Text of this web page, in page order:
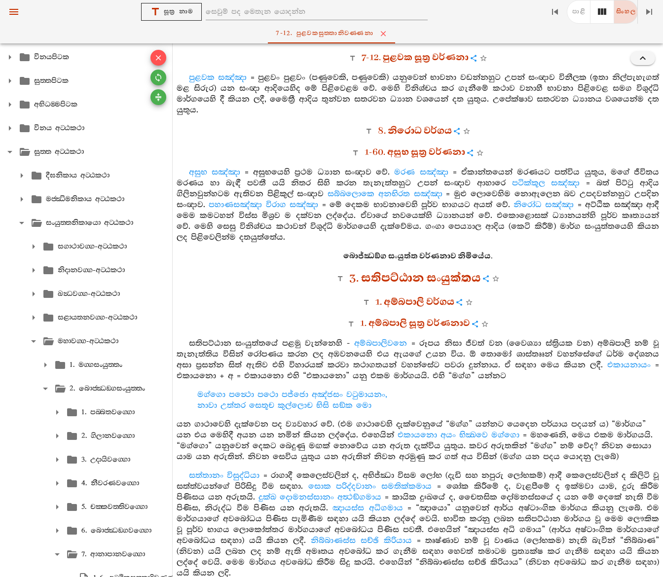
සූත්‍ර නාම පාළි සිංහල
7-12. පුළවකසුත‍්තානිවණ‍්ණනා
විනයපිටක
සුත‍්තපිටක
අභිධම‍්මපිටක
විනය අට‍්ඨකථා
සුත‍්ත අට‍්ඨකථා
දීඝනිකාය අට‍්ඨකථා
මජ‍්ඣිමනිකාය අට‍්ඨකථා
සංයුත‍්තනිකායො අට‍්ඨකථා
සගාථාවග‍්ග-අට‍්ඨකථා
නිදානවග‍්ග-අට‍්ඨකථා
ඛන්‍ධවග‍්ග-අට‍්ඨකථා
සළායතනවග‍්ග-අට‍්ඨකථා
මහාවග‍්ග-අට‍්ඨකථා
1. මග‍්ගසංයුත‍්තං
2. බොජ‍්ඣඞ‍්ගසංයුත‍්තං
1. පබ‍්බතවග‍්ගො
2. ගිලානවග‍්ගො
3. උදායිවග‍්ගො
4. නීවරණවග‍්ගො
5. චක‍්කවත‍්තිවග‍්ගො
6. බොජ‍්ඣඞ‍්ගවග‍්ගො
7. ආනාපානවග‍්ගො
7-12. පුළවක සූත්‍ර වර්ණනා
පුළවක සඤ්ඤා = පුළවං පුළවං (පණුවෙකි, පණුවෙකි) යනුවෙන් භාවනා වඩන්නහුට උපන් සංඥාව විනීලක (ඉතා නිල්පැහැගත්
මළ සිරුර) යන සංඥා ආදියෙහිද මේ පිළිවෙළම වේ. මෙහි විනිශ්චය කර ගැනීමේ කථාව වනාහී භාවනා පිළිවෙළ සමග විශුද්ධි
මාර්ගයෙහි දී කියන ලදී, මෛත්‍රී ආදිය තුන්වන සතරවන ධ්‍යාන වශයෙන් දත යුතුය. උපේක්ෂාව සතරවන ධ්‍යානය වශයෙන්ම දත
යුතුය.
8. නිරොධ වර්ගය
1-60. අසුභ සූත්‍ර වර්ණනා
අසුභ සඤ්ඤා = අසුභයෙහි ප්‍රථම ධ්‍යාන සංඥාව වේ.මරණ සඤ්ඤා = ඒකාන්තයෙන් මරණයට පත්විය යුතුය, මගේ ජීවිතය
මරණය හා බැඳී පවතී යයි නිතර සිහි කරන තැනැත්තහුට උපන් සංඥාව ආහාරෙ පටික්කූල සඤ්ඤා = බත් පිට්ටු ආදිය
ගිලිනවුන්හටම ඇතිවන පිළිකුල් සංඥාවසබ්බලොකෙ අනභිරත සඤ්ඤා = මුළු ලොවෙහිම නොඇලෙන බව උපදවන්නහුට උපදින
සංඥාව.පහාණසඤ්ඤා විරාග සඤ්ඤා = මේ දෙකම භාවනාවෙහි පූර්ව භාගයට අයත් වේ. නිරෝධ සඤ්ඤා = අට්ඨික සඤ්ඤා ආදී
මෙම කමටහන් විස්ස මිශ්‍රව ම දක්වන ලද්දේය. ඒවායේ නවයෙක්හි ධ්‍යානයන් වේ. එකොළොසක් ධ්‍යානයන්හි පූර්ව කෘත්‍යයන්
වේ. මෙහි සෙසු විනිශ්චය කථාවන් විශුද්ධි මාර්ගයෙහි දැක්වේමය. ගංගා පෙය්‍යාල ආදිය (කෙටි කිරීම්) මාර්ග සංයුත්තයෙහි කියන
ලද පිළිවෙලින්ම දතයුත්තේය.
බොජ්ඣඞ්ග සංයුත්ත වර්ණනාව නිමියේය.
3. සතිපට්ඨාන සංයුක්තය
1. අම්බපාලි වර්ගය
1. අම්බපාලි සූත්‍ර වර්ණනාව
සතිපට්ඨාන සංයුත්තයේ පළමු වැන්නෙහි -අම්බපාලිවනෙ = රූපය නිසා ජීවත් වන (වෛශ්‍යා ස්ත්‍රියක වන) අම්බපාලි නම් වූ
තැනැත්තිය විසින් රෝපණය කරන ලද අඹවනයෙහි එය ඇයගේ උයන විය. ඕ තොමෝ ශාස්තෲන් වහන්සේගේ ධර්ම දේශනය
අසා ප්‍රසන්න සිත් ඇතිව එහි විහාරයක් කරවා තථාගතයන් වහන්සේට පවරා දුන්නාය. ඒ සඳහා මෙය කියන ලදී. එකායනායං=
එකායනො + අ = එකායනො එහි “එකායනො” යනු එකම මාර්ගයයි. එහි “මග්ග” යන්නට
මග්ගො පන්‍ථො පථො පජ්ජො අඤ්ජසං වටුමායනං,
නාවා උත්තර සෙතූච කුල්ලොච භිසි සඞ්ක මො
යන ගාථාවෙහි දැක්වෙන පද ව්‍යවහාර වේ. (එම ගාථාවෙහි දැක්වෙනුයේ “මග්ග” යන්නට යෙදෙන පර්යාය පදයන් ය) “මාර්ගය”
යන එය මෙහිදී අයන යන නමින් කියන ලද්දේය. එහෙයින් එකායනො අයං භික්‍ඛවෙ මග්ගො = මහණෙනි, මෙය එකම මාර්ගයයි.
“මග්ගො” යනුවෙන් දෙකට බෙදුණු මඟක් නොවේය යන අරුත දැක්විය යුතුය. කවර අරුතකින් “මග්ග” නම් වේද? නිවන සොයා
යාම යන අරුතින්. නිවන සෙවිය යුතුය යන අරුතින් නිවන අරමුණු කර ගත් අය විසින් (මග්ග යන පදය යොදනු ලැබේ)
සත්තානං විසුද්ධියා = රාගාදී කෙලෙස්වලින් ද, අභිජ්ඣා විසම ලෝභ (දැඩි සහ නපුරු ලෝභකම්) ආදී කෙලෙස්වලින් ද කිලිටි වූ
සත්ත්වයන්ගේ පිරිසිදු වීම සඳහා. සොක පරිද්දවානං සමතික්කමාය = ශෝක කිරීමේ ද, වැළපීමේ ද ඉක්මවා යාම, දුරු කිරීම
පිණිසය යන අරුතයි.දුක්ඛ දොමනස්සානං අත්‍ථඞ්ගමාය = කායික දුඃඛයේ ද, චෛතසික දෝමනස්සයේ ද යන මේ දෙකේ නැති වීම
පිණිස, නිරුද්ධ වීම පිණිස යන අරුතයි.ඤායස්ස අධිගමාය = “ඤායො” යනුවෙන් ආර්ය අෂ්ටාංගික මාර්ගය කියනු ලැබේ. එම
මාර්ගයාගේ අවබෝධය පිණිස පැමිණීම සඳහා යයි කියන ලද්දේ වෙයි. භාවිත කරනු ලබන සතිපට්ඨාන මාර්ගය වූ මෙම ලෞකික
වූ පූර්ව භාගය ලොකෝත්තර මාර්ගයාගේ අවබෝධය පිණිස පවතී. එහෙයින් “ඤායස්ස අධි ගමාය” (ආර්ය අෂ්ටාංගික මාර්ගයාගේ
අවබෝධය සඳහා) යයි කියන ලදී.නිබ්බාණස්ස සච්ඡි කිරියාය = තෘෂ්ණාව නම් වූ වාණය (ලෝභකම) නැති බැවින් “නිබ්බාණ”
(නිවන) යයි ලබන ලද නම් ඇති අමෘතය අවබෝධ කර ගැනීම සඳහා හෙවත් තමාටම ප්‍රත්‍යක්ෂ කර ගැනීම සඳහා යයි කියන
ලද්දේ වෙයි. මෙම මාර්ගය අවබෝධ කිරීම සිදු කරයි. එහෙයින් “නිබ්බාණස්ස සච්ඡි කිරියාය” (නිවන අවබෝධ කර ගැනීම සඳහා)
යයි කියන ලදි.